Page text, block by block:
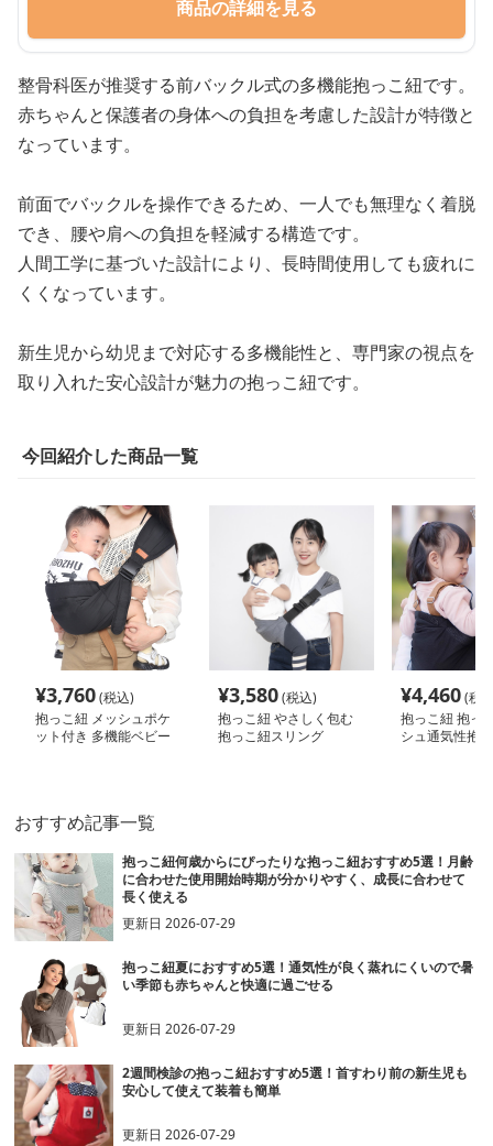
商品の詳細を見る
整骨科医が推奨する前バックル式の多機能抱っこ紐です。
赤ちゃんと保護者の身体への負担を考慮した設計が特徴と
なっています。
前面でバックルを操作できるため、一人でも無理なく着脱
でき、腰や肩への負担を軽減する構造です。
人間工学に基づいた設計により、長時間使用しても疲れに
くくなっています。
新生児から幼児まで対応する多機能性と、専門家の視点を
取り入れた安心設計が魅力の抱っこ紐です。
今回紹介した商品一覧
¥3,760(税込)
抱っこ紐 メッシュポケ
ット付き 多機能ベビー
¥3,580(税込)
抱っこ紐 やさしく包む
抱っこ紐スリング
¥4,460(税
抱っこ紐 抱っ
シュ通気性抱
おすすめ記事一覧
抱っこ紐何歳からにぴったりな抱っこ紐おすすめ5選！月齢
に合わせた使用開始時期が分かりやすく、成長に合わせて
長く使える
更新日2026-07-29
抱っこ紐夏におすすめ5選！通気性が良く蒸れにくいので暑
い季節も赤ちゃんと快適に過ごせる
更新日2026-07-29
2週間検診の抱っこ紐おすすめ5選！首すわり前の新生児も
安心して使えて装着も簡単
更新日2026-07-29